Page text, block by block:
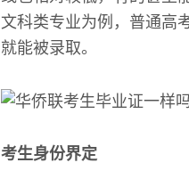
文科类专业为例，普通高
就能被录取。
考生身份界定